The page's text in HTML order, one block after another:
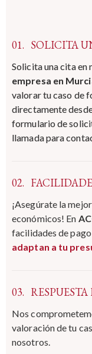
01. SOLICITA
Solicita una cita en
empresa en
valorar tu caso de
directamente
formulario de
llamada para
02.
¡Asegúrate la
económicos! En
facilidades de pago
adaptan a tu
03.
Nos
valoración de tu
nosotros.